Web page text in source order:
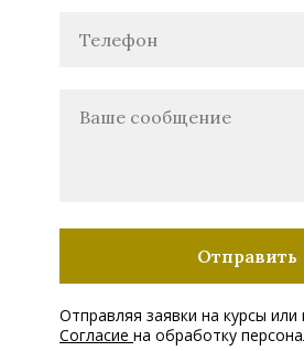
Отправить
Отправляя заявки на курсы
Согласие на обработку